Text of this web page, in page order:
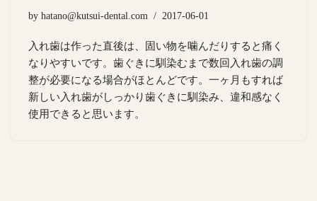
by hatano@kutsui-dental.com 2017-06-01
入れ歯は作った直後は、固い物を噛んだりすると痛く
なりやすいです。歯ぐきに馴染むまで数回入れ歯の調
整が必要になる場合がほとんどです。一ヶ月もすれば
新しい入れ歯がしっかり歯ぐきに馴染み、違和感なく
使用できると思います。